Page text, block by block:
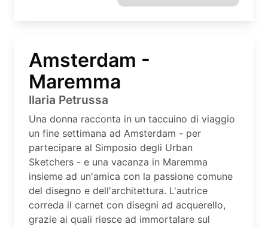
Amsterdam -
Maremma
Ilaria Petrussa
Una donna racconta in un taccuino di viaggio
un fine settimana ad Amsterdam - per
partecipare al Simposio degli Urban
Sketchers - e una vacanza in Maremma
insieme ad un'amica con la passione comune
del disegno e dell'architettura. L'autrice
correda il carnet con disegni ad acquerello,
grazie ai quali riesce ad immortalare sul